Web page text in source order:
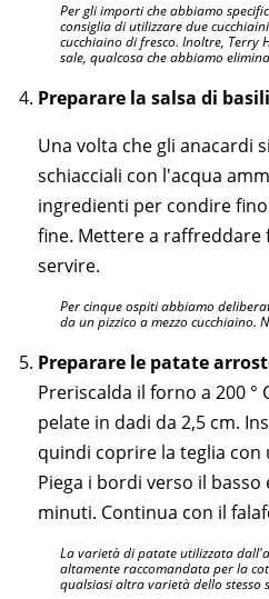
Per gli importi che abbiamo
consiglia di utilizzare due
cucchiaino di fresco. Inoltre, Terry
sale, qualcosa che abbiamo
Preparare la salsa di
Una volta che gli anacardi
schiacciali con l'acqua
ingredienti per condire
fine. Mettere a raffreddare
servire.
Per cinque ospiti abbiamo
da un pizzico a mezzo cucchiaino.
Preparare le patate
Preriscalda il forno a 200 °
pelate in dadi da 2,5 cm.
quindi coprire la teglia
Piega i bordi verso il
minuti. Continua con il
La varietà di patate utilizzata
altamente raccomandata per la
qualsiasi altra varietà dello stesso